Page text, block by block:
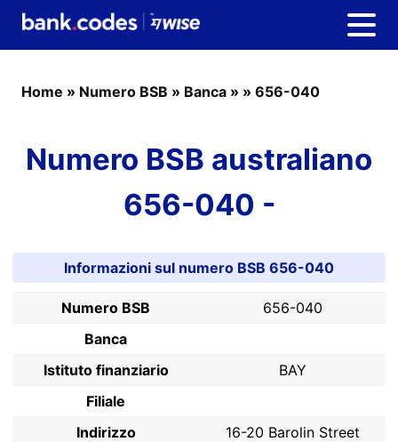
Home » Numero BSB » Banca » » 656-040
Numero BSB australiano
656-040 -
Informazioni sul numero BSB 656-040
Numero BSB
656-040
Banca
Istituto finanziario
BAY
Filiale
Indirizzo
16-20 Barolin Street